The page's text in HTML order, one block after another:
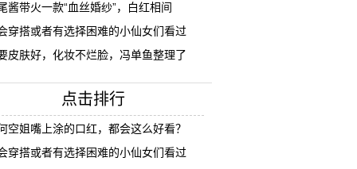
酱带火一款“血丝婚纱”，白红相间
穿搭或者有选择困难的小仙女们看过
皮肤好，化妆不烂脸，冯单鱼整理了
点击排行
空姐嘴上涂的口红，都会这么好看？
穿搭或者有选择困难的小仙女们看过